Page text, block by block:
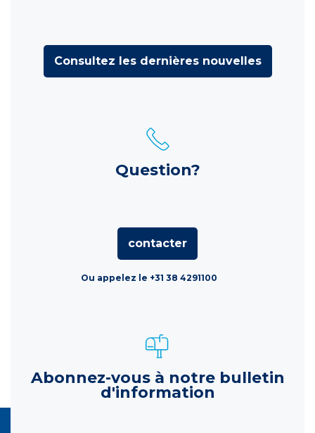
Consultez les dernières nouvelles
Question?
contacter
Ou appelez le +31 38 4291100
Abonnez-vous à notre bulletin
d'information